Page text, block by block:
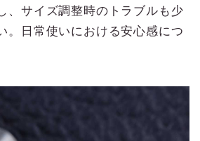
、サイズ調整時のトラブルも少
。日常使いにおける安心感につ